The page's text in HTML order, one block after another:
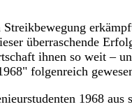
überraschende
ihnen so weit –
folgenreich
1968